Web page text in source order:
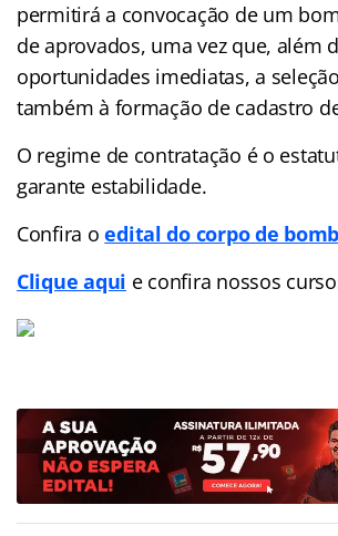
permitirá a convocação de um
de aprovados, uma vez que, além
oportunidades imediatas, a
também à formação de cadastro
O regime de contratação é o
garante estabilidade.
Confira oedital do corpo de
Clique aqui e confira nossos